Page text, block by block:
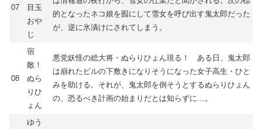
07
目玉
おや
じ
的となったネコ娘を囮にして雪女を呼び出す鬼太郎だった
が、逆に氷漬けにされてしまう。
08
宿
敵！
ぬら
りひ
ょん
悪党妖怪の総大将・ぬらりひょん現る！ ある日、鬼太郎
は崩れたビルの下敷きになりそうになった女子高生・ひと
みを助ける。それが、鬼太郎を倒そうとするぬらりひょん
の、恐るべき計画の始まりだとは知らずに…。
ゆう